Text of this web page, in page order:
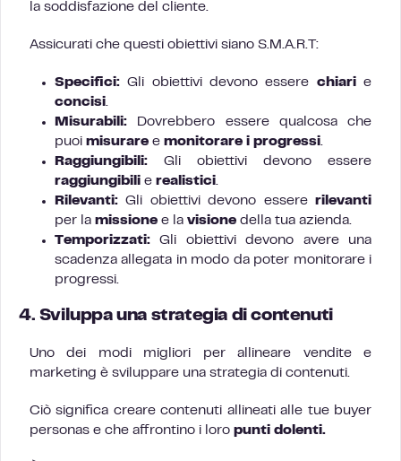
la soddisfazione del cliente.
Assicurati che questi obiettivi siano S.M.A.R.T:
Specifici: Gli obiettivi devono essere chiarie
concisi.
Misurabili: Dovrebbero essere qualcosa che
puoi misurare e monitorare i progressi.
Raggiungibili: Gli obiettivi devono essere
raggiungibili e realistici.
Rilevanti: Gli obiettivi devono essere rilevanti
per la missione e la visione della tua azienda.
Temporizzati: Gli obiettivi devono avere una
scadenza allegata in modo da poter monitorare i
progressi.
4. Sviluppa una strategia di contenuti
Uno dei modi migliori per allineare vendite e
marketing è sviluppare una strategia di contenuti.
Ciò significa creare contenuti allineati alle tue buyer
personas e che affrontino i loro punti dolenti.